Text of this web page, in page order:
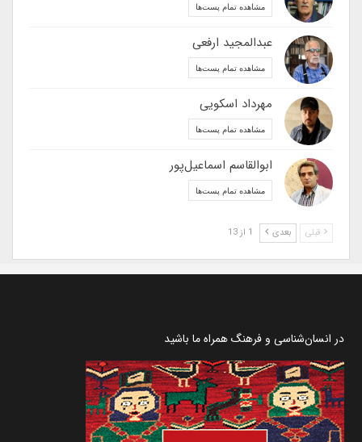
مشاهده تمام پست‌ها
عبدالمجید ارفعی
مشاهده تمام پست‌ها
مهرداد اسکویی
مشاهده تمام پست‌ها
ابوالقاسم اسماعیل‌پور
مشاهده تمام پست‌ها
قبلی بعدی
در انسان‌شناسی و فرهنگ همراه ما باشید